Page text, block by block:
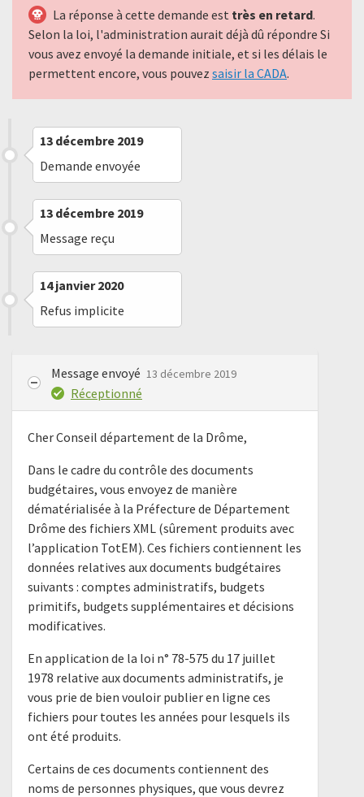
La réponse à cette demande est très en retard.
Selon la loi, l'administration aurait déjà dû répondre Si
vous avez envoyé la demande initiale, et si les délais le
permettent encore, vous pouvez saisir la CADA.
13 décembre 2019
Demande envoyée
13 décembre 2019
Message reçu
14 janvier 2020
Refus implicite
Message envoyé 13 décembre 2019
Réceptionné
Cher Conseil département de la Drôme,
Dans le cadre du contrôle des documents
budgétaires, vous envoyez de manière
dématérialisée à la Préfecture de Département
Drôme des fichiers XML (sûrement produits avec
l’application TotEM). Ces fichiers contiennent les
données relatives aux documents budgétaires
suivants : comptes administratifs, budgets
primitifs, budgets supplémentaires et décisions
modificatives.
En application de la loi n° 78-575 du 17 juillet
1978 relative aux documents administratifs, je
vous prie de bien vouloir publier en ligne ces
fichiers pour toutes les années pour lesquels ils
ont été produits.
Certains de ces documents contiennent des
noms de personnes physiques, que vous devrez